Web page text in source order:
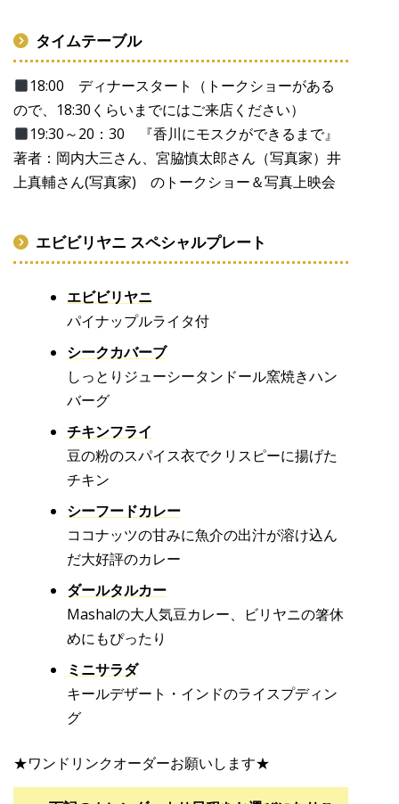
タイムテーブル
18:00 ディナースタート（トークショーがある
ので、18:30くらいまでにはご来店ください）
19:30～20：30 『香川にモスクができるまで』
著者：岡内大三さん、宮脇慎太郎さん（写真家）井
上真輔さん(写真家) のトークショー＆写真上映会
エビビリヤニ スペシャルプレート
エビビリヤニ
パイナップルライタ付
シークカバーブ
しっとりジューシータンドール窯焼きハン
バーグ
チキンフライ
豆の粉のスパイス衣でクリスピーに揚げた
チキン
シーフードカレー
ココナッツの甘みに魚介の出汁が溶け込ん
だ大好評のカレー
ダールタルカー
Mashalの大人気豆カレー、ビリヤニの箸休
めにもぴったり
ミニサラダ
キールデザート・インドのライスプディン
グ
★ワンドリンクオーダーお願いします★